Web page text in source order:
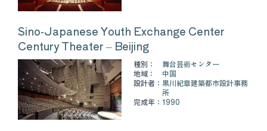
Sino-Japanese Youth Exchange Center
Century Theater – Beijing
種別：
舞台芸術センター
地域：
中国
設計者： 黒川紀章建築都市設計事務
所
完成年： 1990